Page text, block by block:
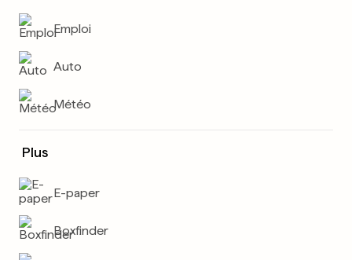
Emploi
Auto
Météo
Plus
E-paper
Boxfinder